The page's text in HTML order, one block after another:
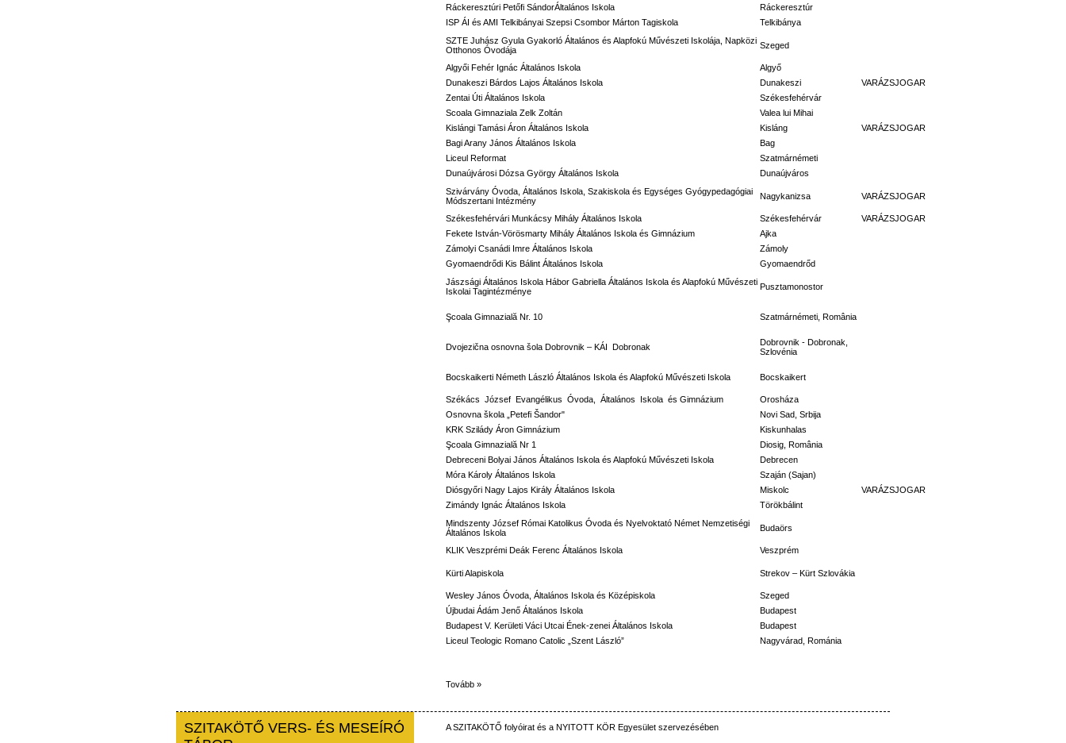
Ráckeresztúri Petőfi SándorÁltalános Iskola
Ráckeresztúr
ISP ÁI és AMI Telkibányai Szepsi Csombor Márton Tagiskola
Telkibánya
SZTE Juhász Gyula Gyakorló Általános és Alapfokú Művészeti Iskolája, Napközi
Otthonos Óvodája
Szeged
Algyői Fehér Ignác Általános Iskola
Algyő
Dunakeszi Bárdos Lajos Általános Iskola
Dunakeszi
VARÁZSJOGAR
Zentai Úti Általános Iskola
Székesfehérvár
Scoala Gimnaziala Zelk Zoltán
Valea lui Mihai
Kislángi Tamási Áron Általános Iskola
Kisláng
VARÁZSJOGAR
Bagi Arany János Általános Iskola
Bag
Liceul Reformat
Szatmárnémeti
Dunaújvárosi Dózsa György Általános Iskola
Dunaújváros
Szivárvány Óvoda, Általános Iskola, Szakiskola és Egységes Gyógypedagógiai
Módszertani Intézmény
Nagykanizsa VARÁZSJOGAR
Székesfehérvári Munkácsy Mihály Általános Iskola Székesfehérvár
VARÁZSJOGAR
Fekete István-Vörösmarty Mihály Általános Iskola és Gimnázium
Ajka
Zámolyi Csanádi Imre Általános Iskola
Zámoly
Gyomaendrődi Kis Bálint Általános Iskola
Gyomaendrőd
Jászsági Általános Iskola Hábor Gabriella Általános Iskola és Alapfokú Művészeti
Iskolai Tagintézménye
Pusztamonostor
Şcoala Gimnazială Nr. 10 Szatmárnémeti, România
Dvojezična osnovna šola Dobrovnik – KÁI Dobronak
Dobrovnik - Dobronak,
Szlovénia
Bocskaikerti Németh László Általános Iskola és Alapfokú Művészeti Iskola Bocskaikert
Székács József Evangélikus Óvoda, Általános Iskola és Gimnázium
Orosháza
Osnovna škola „Petefi Šandor"
Novi Sad, Srbija
KRK Szilády Áron Gimnázium
Kiskunhalas
Şcoala Gimnazială Nr 1
Diosig, România
Debreceni Bolyai János Általános Iskola és Alapfokú Művészeti Iskola
Debrecen
Móra Károly Általános Iskola
Szaján (Sajan)
Diósgyőri Nagy Lajos Király Általános Iskola
Miskolc
VARÁZSJOGAR
Zimándy Ignác Általános Iskola
Törökbálint
Mindszenty József Római Katolikus Óvoda és Nyelvoktató Német Nemzetiségi
Általános Iskola
Budaörs
KLIK Veszprémi Deák Ferenc Általános Iskola Veszprém
Kürti Alapiskola Strekov – Kürt Szlovákia
Wesley János Óvoda, Általános Iskola és Középiskola
Szeged
Újbudai Ádám Jenő Általános Iskola
Budapest
Budapest V. Kerületi Váci Utcai Ének-zenei Általános Iskola
Budapest
Liceul Teologic Romano Catolic „Szent László”
Nagyvárad, Románia
Tovább »
SZITAKÖTŐ VERS- ÉS MESEÍRÓ
ASZITAKÖTŐ folyóirat és a NYITOTT KÖR Egyesület szervezésében